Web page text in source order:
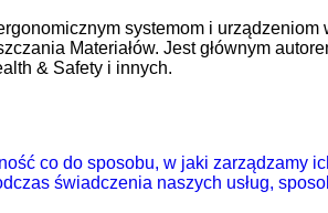
systemom i urządzeniom
Materiałów. Jest głównym
& Safety i innych.
co do sposobu, w jaki zarządzamy
świadczenia naszych usług,